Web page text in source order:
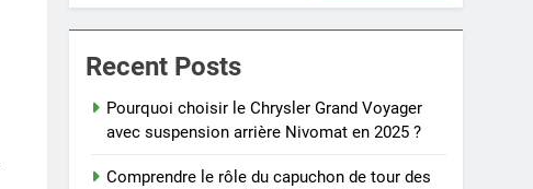
Recent Posts
Pourquoi choisir le Chrysler Grand Voyager
avec suspension arrière Nivomat en 2025 ?
Comprendre le rôle du capuchon de tour des